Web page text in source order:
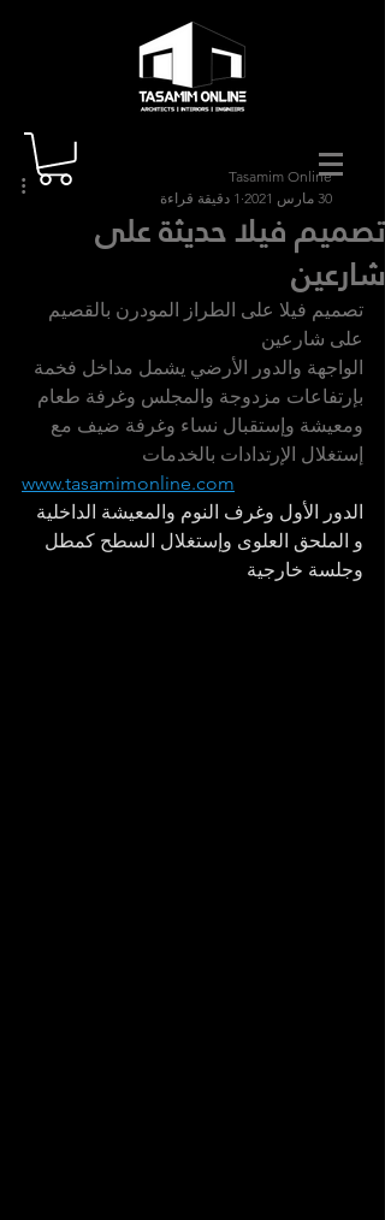
تصميم فيلا حديثة على
شارعين
Tasamim Online
30 مارس 2021
1 دقيقة قراءة
تصميم فيلا على الطراز المودرن بالقصيم
على شارعين
الواجهة والدور الأرضي يشمل مداخل فخمة
بإرتفاعات مزدوجة والمجلس وغرفة طعام
ومعيشة وإستقبال نساء وغرفة ضيف مع
إستغلال الإرتدادات بالخدمات
www.tasamimonline.com
الدور الأول وغرف النوم والمعيشة الداخلية
و الملحق العلوى وإستغلال السطح كمطل
وجلسة خارجية